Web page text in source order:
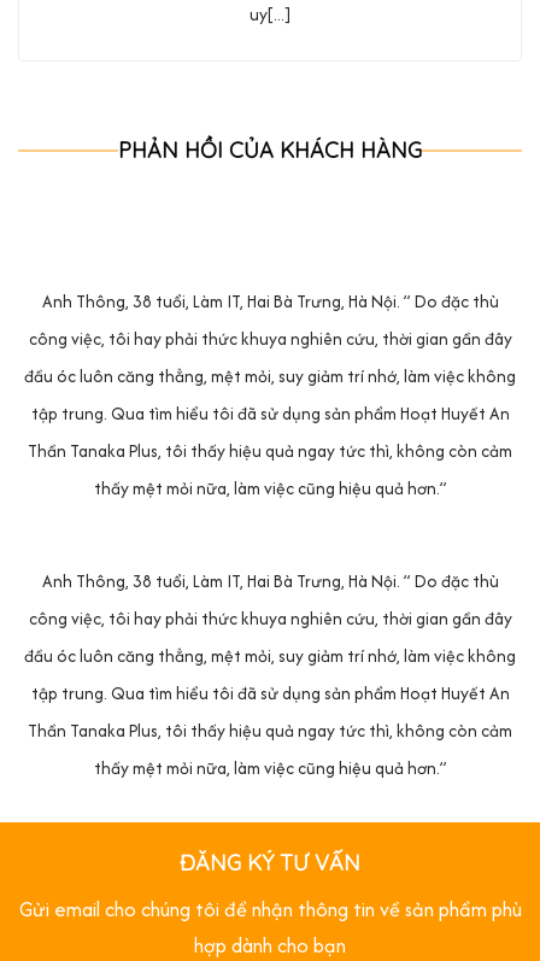
uy[...]
PHẢN HỒI CỦA KHÁCH HÀNG
Anh Thông, 38 tuổi, Làm IT, Hai Bà Trưng, Hà Nội. ” Do đặc thù
công việc, tôi hay phải thức khuya nghiên cứu, thời gian gần đây
đầu óc luôn căng thẳng, mệt mỏi, suy giảm trí nhớ, làm việc không
tập trung. Qua tìm hiểu tôi đã sử dụng sản phẩm Hoạt Huyết An
Thần Tanaka Plus, tôi thấy hiệu quả ngay tức thì, không còn cảm
thấy mệt mỏi nữa, làm việc cũng hiệu quả hơn.”
Anh Thông, 38 tuổi, Làm IT, Hai Bà Trưng, Hà Nội. ” Do đặc thù
công việc, tôi hay phải thức khuya nghiên cứu, thời gian gần đây
đầu óc luôn căng thẳng, mệt mỏi, suy giảm trí nhớ, làm việc không
tập trung. Qua tìm hiểu tôi đã sử dụng sản phẩm Hoạt Huyết An
Thần Tanaka Plus, tôi thấy hiệu quả ngay tức thì, không còn cảm
thấy mệt mỏi nữa, làm việc cũng hiệu quả hơn.”
ĐĂNG KÝ TƯ VẤN
Gửi email cho chúng tôi để nhận thông tin về sản phẩm phù
hợp dành cho bạn